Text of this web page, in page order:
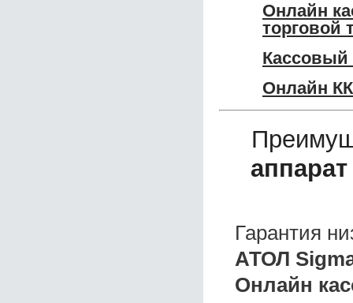
Онлайн
торговой
Онлайн
Гарантия
АТОЛ
Онлайн